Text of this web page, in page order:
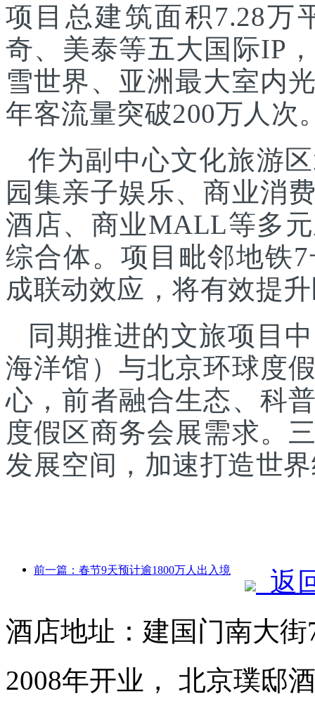
项目总建筑面积7.28万
奇、美泰等五大国际IP
雪世界、亚洲最大室内
年客流量突破200万人次
作为副中心文化旅游
园集亲子娱乐、商业消
酒店、商业MALL等多
综合体。项目毗邻地铁
成联动效应，将有效提
同期推进的文旅项目
海洋馆）与北京环球度
心，前者融合生态、科
度假区商务会展需求。
发展空间，加速打造世
前一篇：春节9天预计逾1800万人出入境
返
酒店地址：建国门南大
2008年开业， 北京璞